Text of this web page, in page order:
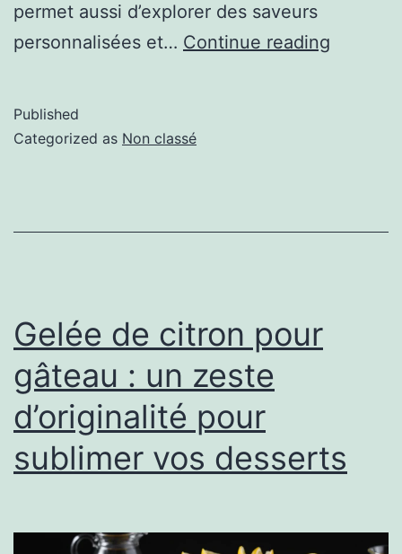
permet aussi d’explorer des saveurs
personnalisées et… Continue reading
Published
Categorized as Non classé
Gelée de citron pour
gâteau : un zeste
d’originalité pour
sublimer vos desserts